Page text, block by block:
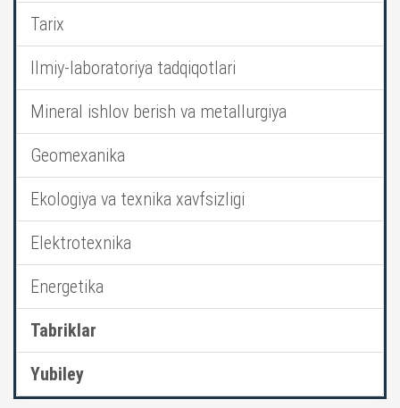
Tarix
Ilmiy-laboratoriya tadqiqotlari
Mineral ishlov berish va metallurgiya
Geomexanika
Ekologiya va texnika xavfsizligi
Elektrotexnika
Energetika
Tabriklar
Yubiley